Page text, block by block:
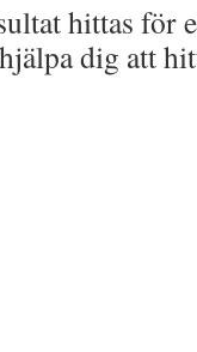
hittas för
dig att